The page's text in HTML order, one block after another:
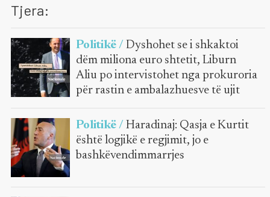
Tjera:
Politikë / Dyshohet se i shkaktoi
dëm miliona euro shtetit, Liburn
Aliu po intervistohet nga prokuroria
për rastin e ambalazhuesve të ujit
Politikë / Haradinaj: Qasja e Kurtit
është logjikë e regjimit, jo e
bashkëvendimmarrjes